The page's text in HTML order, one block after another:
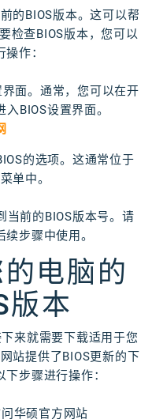
的BIOS版本。这可以帮
检查BIOS版本，您可以
作：
面。通常，您可以在开
BIOS设置界面。
的选项。这通常位于
单中。
当前的BIOS版本号。请
步骤中使用。
电脑的
版本
来就需要下载适用于您
站提供了BIOS更新的下
步骤进行操作：
华硕官方网站